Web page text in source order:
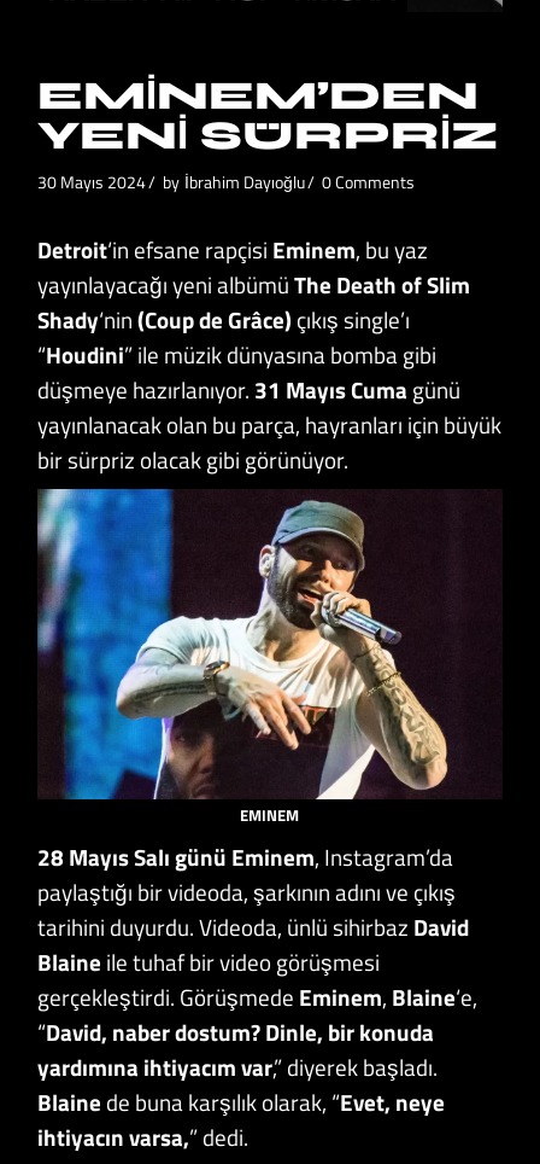
EMINEM’DEN
YENI SÜRPRIZ
30 Mayıs 2024 by İbrahim Dayıoğlu 0 Comments
Detroit‘in efsane rapçisi Eminem, bu yaz
yayınlayacağı yeni albümüThe Death of Slim
Shady‘nin(Coup de Grâce)çıkış single’ı
“Houdini” ile müzik dünyasına bomba gibi
düşmeye hazırlanıyor. 31 Mayıs Cuma günü
yayınlanacak olan bu parça, hayranları için büyük
bir sürpriz olacak gibi görünüyor.
EMINEM
28 Mayıs Salı günü Eminem, Instagram’da
paylaştığı bir videoda, şarkının adını ve çıkış
tarihini duyurdu. Videoda, ünlü sihirbaz David
Blaine ile tuhaf bir video görüşmesi
gerçekleştirdi. Görüşmede Eminem, Blaine‘e,
“David, naber dostum? Dinle, bir konuda
yardımına ihtiyacım var,” diyerek başladı.
Blaine de buna karşılık olarak, “Evet, neye
ihtiyacın varsa,” dedi.